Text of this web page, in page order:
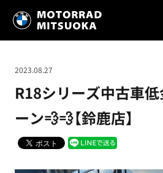
R18シリーズ中古車
ーン💨💨【鈴鹿店】
2023.08.27